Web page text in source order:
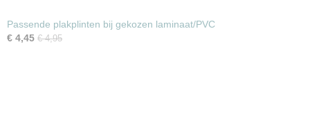
Passende plakplinten bij gekozen laminaat/PVC
€ 4,45 € 4,95